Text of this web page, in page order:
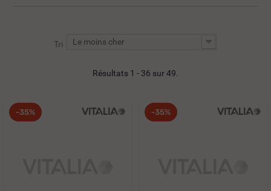
Tri Le moins cher
Résultats 1 - 36 sur 49.
-35% -35%